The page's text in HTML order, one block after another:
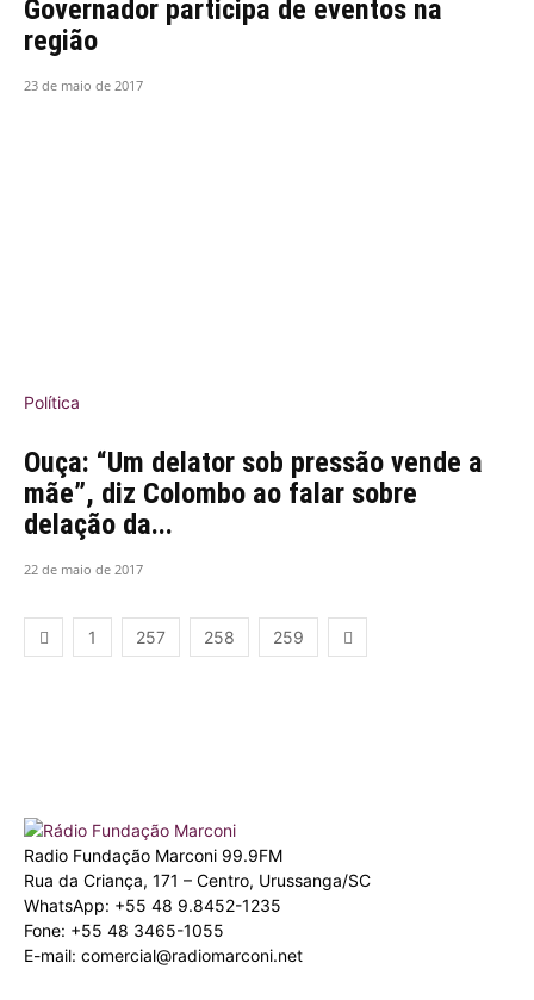
Governador participa de eventos na
região
23 de maio de 2017
Política
Ouça: “Um delator sob pressão vende a
mãe”, diz Colombo ao falar sobre
delação da...
22 de maio de 2017
1 257 258 259
Radio Fundação Marconi 99.9FM
Rua da Criança, 171 – Centro, Urussanga/SC
WhatsApp: +55 48 9.8452-1235
Fone: +55 48 3465-1055
E-mail: comercial@radiomarconi.net